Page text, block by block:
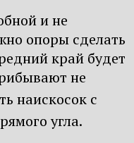
и не
опоры сделать
край будет
не
наискосок с
угла.